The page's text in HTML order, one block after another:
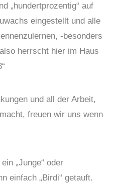
„hundertprozentig“ auf
eingestellt und alle
-besonders
herrscht hier im Haus
und all der Arbeit,
freuen wir uns wenn
„Junge“ oder
einfach „Birdi“ getauft.